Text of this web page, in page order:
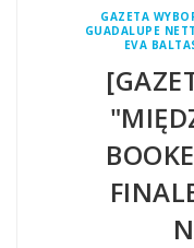
GAZETA
GUADALUPE
EVA